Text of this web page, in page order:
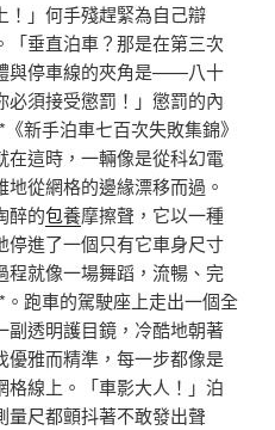
！」何手殘趕緊為自己辯
垂直泊車？那是在第三次
與停車線的夾角是——八十
必須接受懲罰！」懲罰的內
新手泊車七百次失敗集錦》
在這時，一輛像是從科幻電
從網格的邊緣漂移而過。
醉的包養摩擦聲，它以一種
停進了一個只有它車身尺寸
程就像一場舞蹈，流暢、完
跑車的駕駛座上走出一個全
副透明護目鏡，冷酷地朝著
優雅而精準，每一步都像是
線上。「車影大人！」泊
量尺都顫抖著不敢發出聲